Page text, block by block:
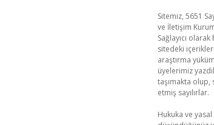
Sitemiz, 5651
ve İletişim
Sağlayıcı
sitedeki
araştırma
üyelerimiz
taşımakta
etmiş sayılırlar.
Hukuka ve